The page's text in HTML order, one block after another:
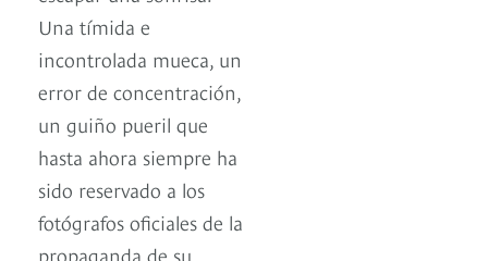
Una tímida e
incontrolada mueca, un
error de concentración,
un guiño pueril que
hasta ahora siempre ha
sido reservado a los
fotógrafos oficiales de la
propaganda de su